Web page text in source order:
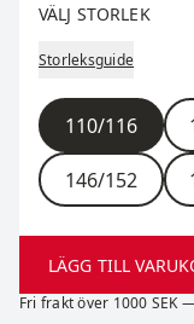
VÄLJ STORLEK
Storleksguide
Storlek
110/116
146/152
LÄGG TILL
Fri frakt över 1000 SEK